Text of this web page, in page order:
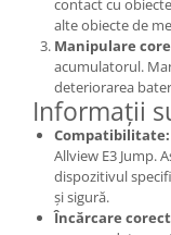
Blackberry
Blackview
Display Oneplus
HTC
Huawei
Iphone
contact cu
alte obiecte de
Manipulare
acumulatorul.
deteriorarea
Informații
Compatibilitate:
Allview E3 Jump.
dispozitivul
și sigură.
Încărcare